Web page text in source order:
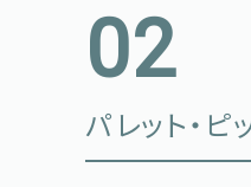
パレット・